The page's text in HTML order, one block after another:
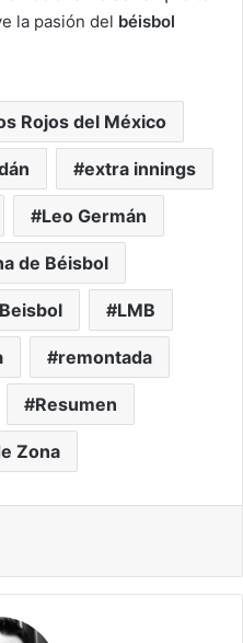
la pasión del béisbol
Rojos del México
extra innings
Leo Germán
de Béisbol
LMB
remontada
Resumen
Zona